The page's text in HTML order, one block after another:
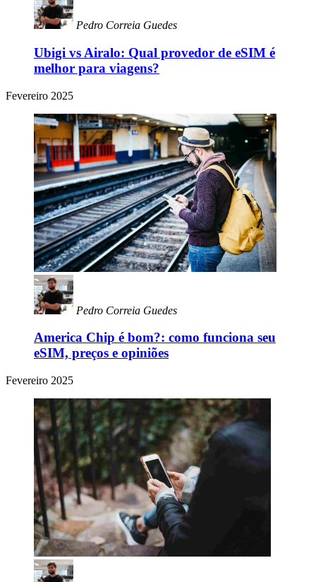
Pedro Correia Guedes
Ubigi vs Airalo: Qual provedor de eSIM é
melhor para viagens?
Fevereiro 2025
Pedro Correia Guedes
America Chip é bom?: como funciona seu
eSIM, preços e opiniões
Fevereiro 2025